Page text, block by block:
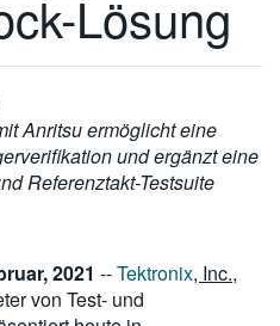
Lösung
Anritsu ermöglicht eine
und ergänzt eine
Referenztakt-Testsuite
2021 --Tektronix, Inc.,
von Test- und